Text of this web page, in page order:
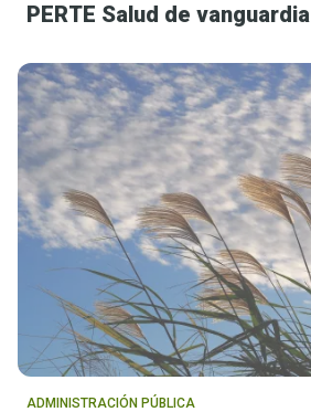
PERTE Salud de vanguardia
ADMINISTRACIÓN PÚBLICA